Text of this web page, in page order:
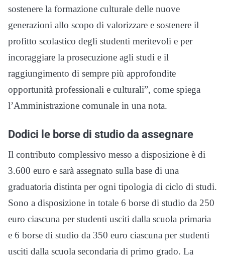
sostenere la formazione culturale delle nuove
generazioni allo scopo di valorizzare e sostenere il
profitto scolastico degli studenti meritevoli e per
incoraggiare la prosecuzione agli studi e il
raggiungimento di sempre più approfondite
opportunità professionali e culturali”, come spiega
l’Amministrazione comunale in una nota.
Dodici le borse di studio da assegnare
Il contributo complessivo messo a disposizione è di
3.600 euro e sarà assegnato sulla base di una
graduatoria distinta per ogni tipologia di ciclo di studi.
Sono a disposizione in totale 6 borse di studio da 250
euro ciascuna per studenti usciti dalla scuola primaria
e 6 borse di studio da 350 euro ciascuna per studenti
usciti dalla scuola secondaria di primo grado. La